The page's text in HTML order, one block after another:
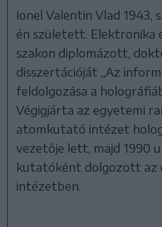
Ionel Valentin Vlad 1943,
én született. Elektronika
szakon diplomázott,
disszertációját „Az
feldolgozása a
Végigjárta az egyetemi
atomkutató intézet
vezetője lett, majd 1990
kutatóként dolgozott az
intézetben.